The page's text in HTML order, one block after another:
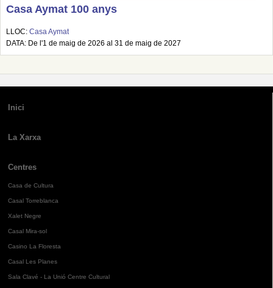
Casa Aymat 100 anys
LLOC: Casa Aymat
DATA: De l'1 de maig de 2026 al 31 de maig de 2027
Inici
La Xarxa
Centres
Casa de Cultura
Casal Torreblanca
Xalet Negre
Casal Mira-sol
Casino La Floresta
Casal Les Planes
Sala Clavé - La Unió Centre Cultural